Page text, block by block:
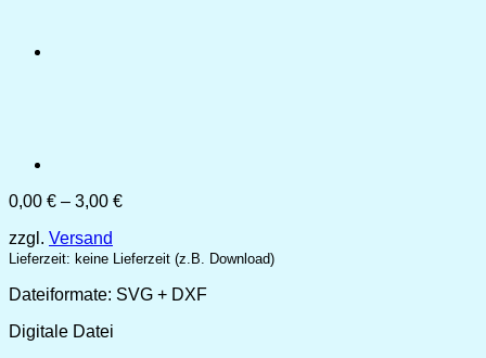
0,00 € – 3,00 €Preisspanne:
3,00 €
zzgl. Versand
Lieferzeit: keine Lieferzeit (z.B. Download)
Dateiformate: SVG + DXF
Digitale Datei